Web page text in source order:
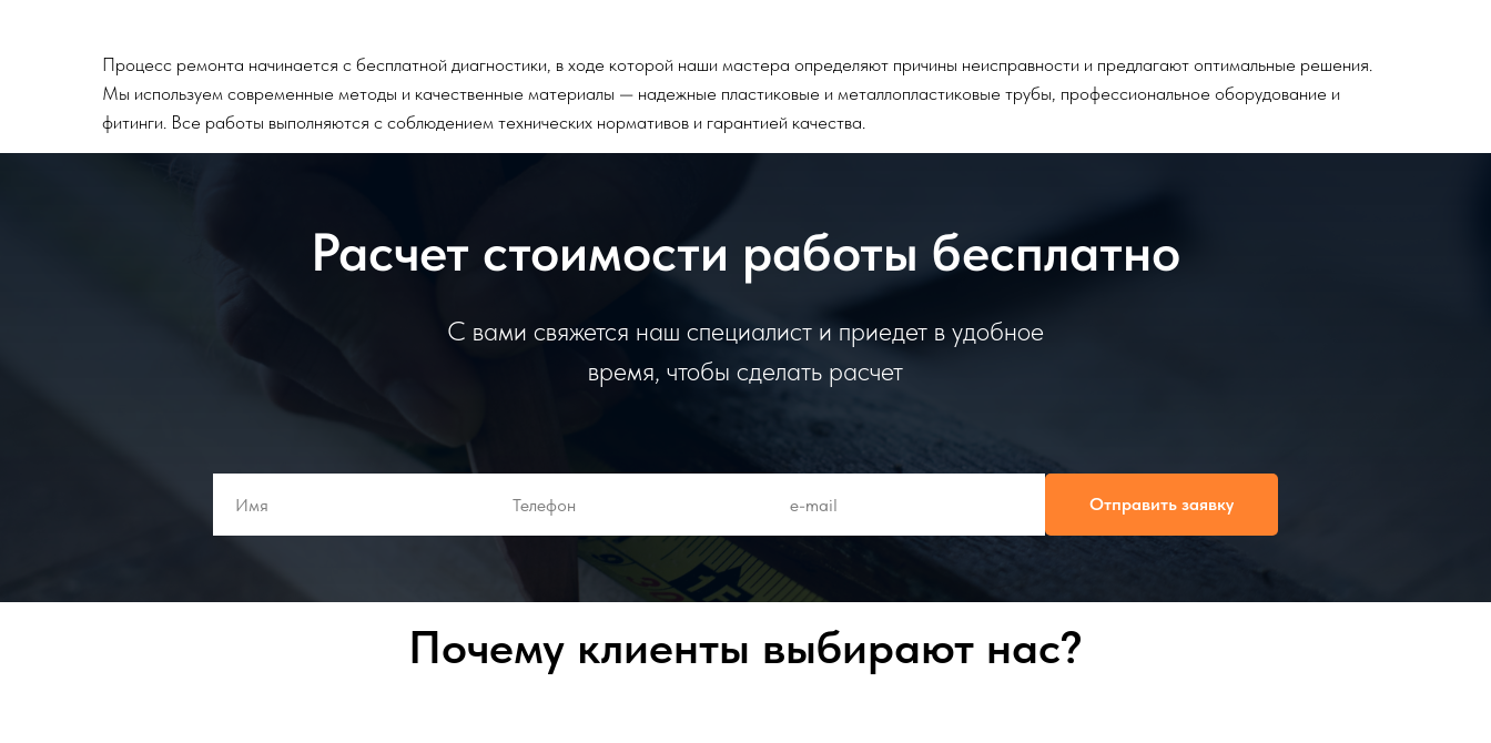
Процесс ремонта начинается с бесплатной диагностики, в ходе которой наши мастера определяют причины неисправности и предлагают оптимальные решения.
Мы используем современные методы и качественные материалы — надежные пластиковые и металлопластиковые трубы, профессиональное оборудование и
фитинги. Все работы выполняются с соблюдением технических нормативов и гарантией качества.
Расчет стоимости работы бесплатно
С вами свяжется наш специалист и приедет в удобное
время, чтобы сделать расчет
Отправить заявку
Почему клиенты выбирают нас?